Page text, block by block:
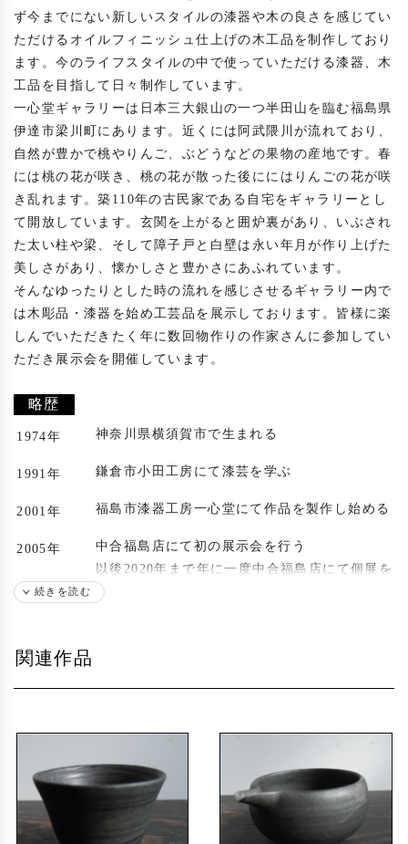
ず今までにない新しいスタイルの漆器や木の良さを感じてい
ただけるオイルフィニッシュ仕上げの木工品を制作しており
ます。今のライフスタイルの中で使っていただける漆器、木
工品を目指して日々制作しています。
一心堂ギャラリーは日本三大銀山の一つ半田山を臨む福島県
伊達市梁川町にあります。近くには阿武隈川が流れており、
自然が豊かで桃やりんご、ぶどうなどの果物の産地です。春
には桃の花が咲き、桃の花が散った後ににはりんごの花が咲
き乱れます。築110年の古民家である自宅をギャラリーとし
て開放しています。玄関を上がると囲炉裏があり、いぶされ
た太い柱や梁、そして障子戸と白壁は永い年月が作り上げた
美しさがあり、懐かしさと豊かさにあふれています。
そんなゆったりとした時の流れを感じさせるギャラリー内で
は木彫品・漆器を始め工芸品を展示しております。皆様に楽
しんでいただきたく年に数回物作りの作家さんに参加してい
ただき展示会を開催しています。
略歴
1974年 神奈川県横須賀市で生まれる
1991年 鎌倉市小田工房にて漆芸を学ぶ
2001年 福島市漆器工房一心堂にて作品を製作し始める
2005年
中合福島店にて初の展示会を行う
以後2020年まで年に一度中合福島店にて個展を
開催
2008年
2018年
カフェ&ギャラリーロムエン「木内啓樹 漆の
作品展vol.2」
続きを読む
関連作品